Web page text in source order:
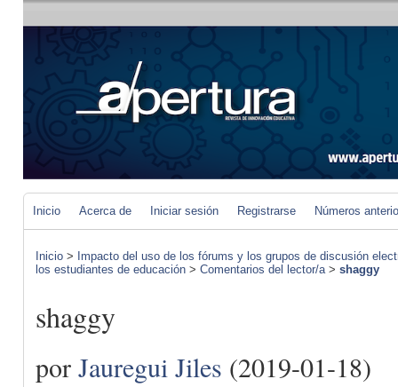
Inicio Acerca de Iniciar sesión Registrarse Números
Inicio > Impacto del uso de los fórums y los grupos de discusión
los estudiantes de educación > Comentarios del lector/a> shaggy
shaggy
por Jauregui Jiles (2019-01-18)